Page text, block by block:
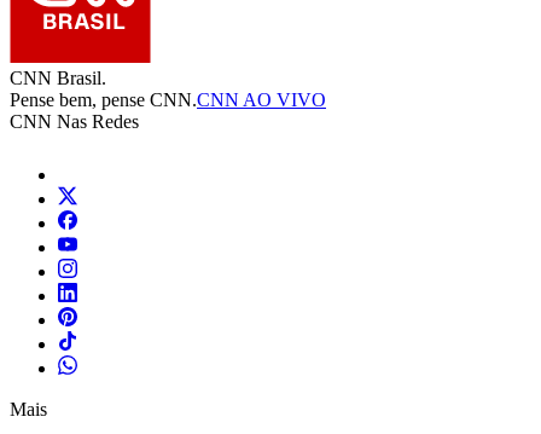
CNN Brasil.
Pense bem, pense CNN.CNN AO VIVO
CNN Nas Redes
Mais